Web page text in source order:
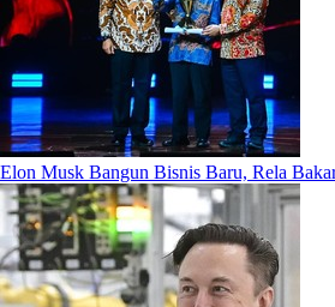
Elon Musk Bangun Bisnis Baru, Rela